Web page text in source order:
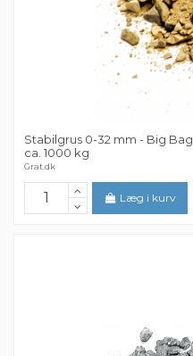
Stabilgrus 0-32 mm - Big Bag
ca. 1000 kg
Grat.dk
Læg i kurv